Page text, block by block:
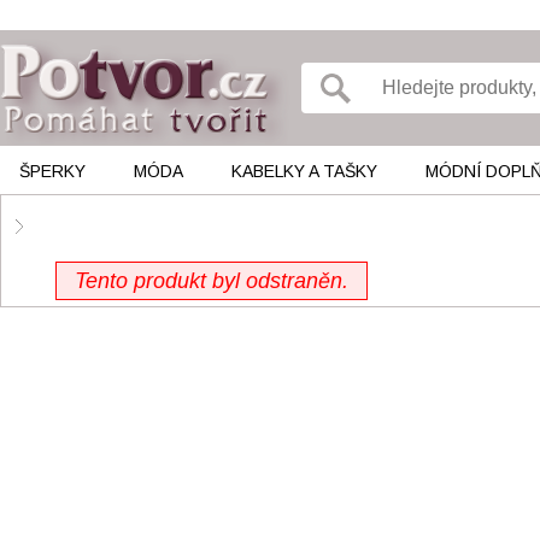
ŠPERKY MÓDA KABELKY A TAŠKY MÓDNÍ
Tento produkt byl odstraněn.